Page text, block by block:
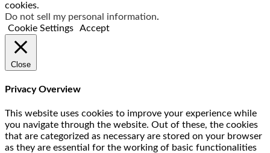
cookies.
Do not sell my personal information.
Cookie Settings
Accept
Close
Privacy Overview
This website uses cookies to improve your experience while
you navigate through the website. Out of these, the cookies
that are categorized as necessary are stored on your browser
as they are essential for the working of basic functionalities